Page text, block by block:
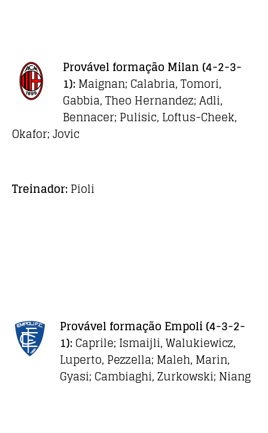
Provável formação Milan (4-2-3-
1):Maignan; Calabria, Tomori,
Gabbia, Theo Hernandez; Adli,
Bennacer; Pulisic, Loftus-Cheek,
Okafor; Jovic
Treinador:Pioli
Provável formação Empoli (4-3-2-
1):Caprile; Ismaijli, Walukiewicz,
Luperto, Pezzella; Maleh, Marin,
Gyasi; Cambiaghi, Zurkowski; Niang